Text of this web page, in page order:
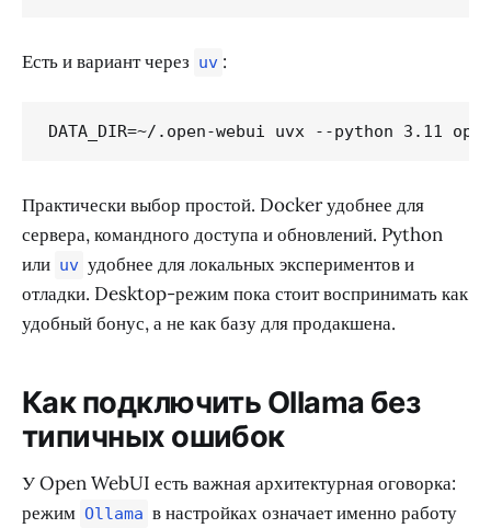
Есть и вариант через uv :
DATA_DIR=~/.open-webui uvx --python 3.11
Практически выбор простой. Docker удобнее для
сервера, командного доступа и обновлений. Python
или uv удобнее для локальных экспериментов и
отладки. Desktop-режим пока стоит воспринимать как
удобный бонус, а не как базу для продакшена.
Как подключить Ollama без
типичных ошибок
У Open WebUI есть важная архитектурная оговорка:
режим Ollama в настройках означает именно работу